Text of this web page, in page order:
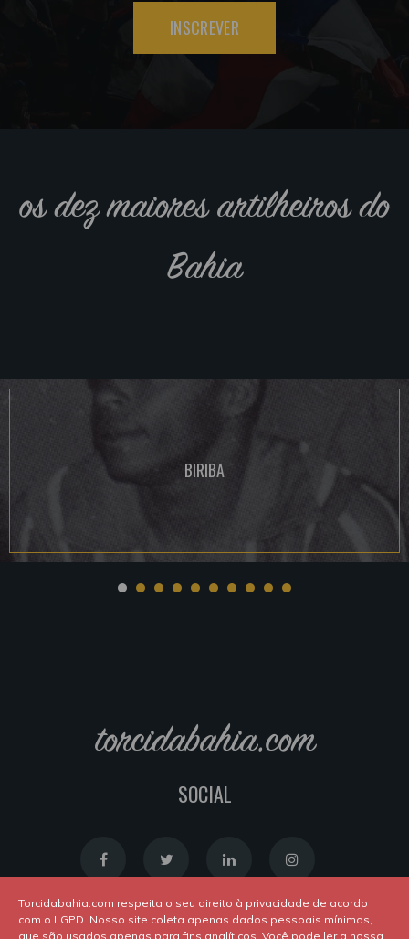
INSCREVER
os dez maiores artilheiros do
Bahia
BIRIBA
torcidabahia.com
SOCIAL
Torcidabahia.com respeita o seu direito à privacidade de acordo
com o LGPD. Nosso site coleta apenas dados pessoais mínimos,
que são usados apenas para fins analíticos. Você pode ler a nossa